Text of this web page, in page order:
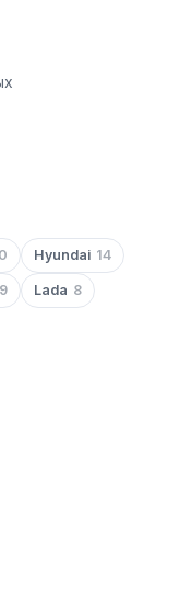
Hyundai 14
9 Lada 8